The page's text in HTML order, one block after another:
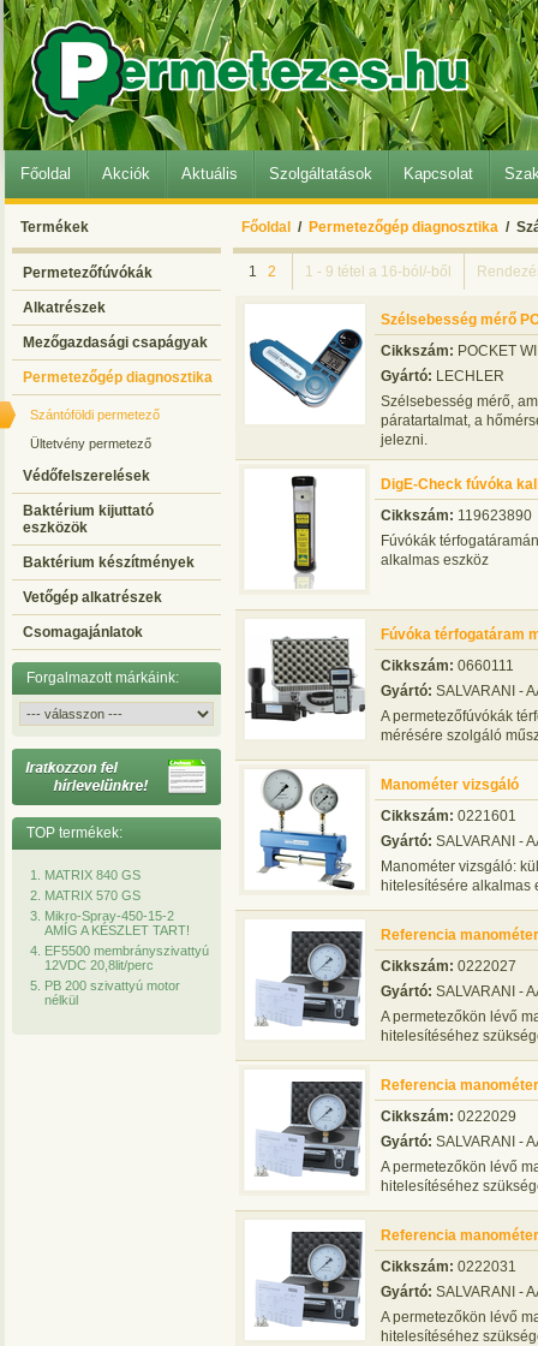
Főoldal Akciók Aktuális Szolgáltatások Kapcsolat
Termékek
Permetezőfúvókák
Alkatrészek
Mezőgazdasági csapágyak
Permetezőgép diagnosztika
Szántóföldi permetező
Ültetvény permetező
Védőfelszerelések
Baktérium kijuttató
eszközök
Baktérium készítmények
Vetőgép alkatrészek
Csomagajánlatok
Forgalmazott márkáink:
TOP termékek:
MATRIX 840 GS
MATRIX 570 GS
Mikro-Spray-450-15-2
AMÍG A KÉSZLET TART!
EF5500 membrányszivattyú
12VDC 20,8lit/perc
PB 200 szivattyú motor
nélkül
Főoldal / Permetezőgép diagnosztika /
1 2 1 - 9 tétel a 16-ból/-ből
Szélsebesség mérő
Cikkszám: POCKET
Gyártó: LECHLER
Szélsebesség mérő,
páratartalmat, a
jelezni.
DigE-Check fúvóka
Cikkszám: 119623890
Fúvókák
alkalmas eszköz
Fúvóka térfogatáram
Cikkszám: 0660111
Gyártó: SALVARANI -
A permetezőfúvókák
mérésére szolgáló
Manométer vizsgáló
Cikkszám: 0221601
Gyártó: SALVARANI -
Manométer vizsgáló:
hitelesítésére alkalmas
Referencia
Cikkszám: 0222027
Gyártó: SALVARANI -
A permetezőkön lévő
hitelesítéséhez
Referencia
Cikkszám: 0222029
Gyártó: SALVARANI -
A permetezőkön lévő
hitelesítéséhez
Referencia
Cikkszám: 0222031
Gyártó: SALVARANI -
A permetezőkön lévő
hitelesítéséhez